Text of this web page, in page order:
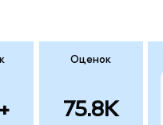
Оценок
75.8K